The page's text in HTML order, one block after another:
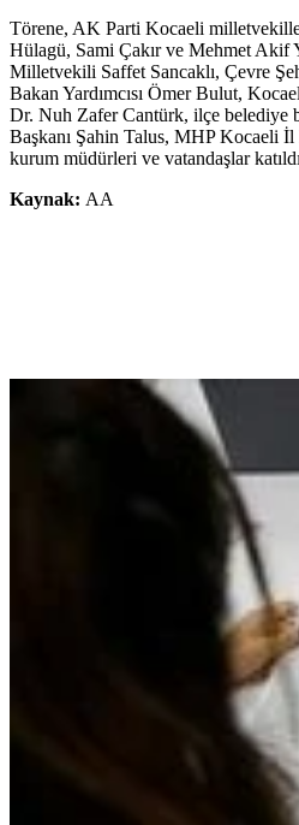
Törene, AK Parti Kocaeli
Hülagü, Sami Çakır ve Mehmet Akif
Milletvekili Saffet Sancaklı, Çevre
Bakan Yardımcısı Ömer Bulut,
Dr. Nuh Zafer Cantürk, ilçe belediye
Başkanı Şahin Talus, MHP Kocaeli İl
kurum müdürleri ve vatandaşlar
Kaynak: AA